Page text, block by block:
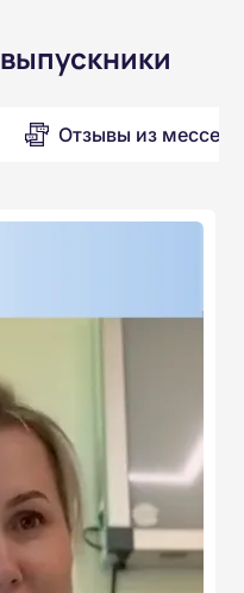
Отзывы из